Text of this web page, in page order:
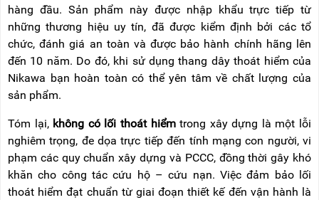
hàng đầu. Sản phẩm này được nhập khẩu trực tiếp từ
những thương hiệu uy tín, đã được kiểm định bởi các tổ
chức, đánh giá an toàn và được bảo hành chính hãng lên
đến 10 năm. Do đó, khi sử dụng thang dây thoát hiểm của
Nikawa bạn hoàn toàn có thể yên tâm về chất lượng của
sản phẩm.
Tóm lại, không có lối thoát hiểmtrong xây dựng là một lỗi
nghiêm trọng, đe dọa trực tiếp đến tính mạng con người, vi
phạm các quy chuẩn xây dựng và PCCC, đồng thời gây khó
khăn cho công tác cứu hộ – cứu nạn. Việc đảm bảo lối
thoát hiểm đạt chuẩn từ giai đoạn thiết kế đến vận hành là